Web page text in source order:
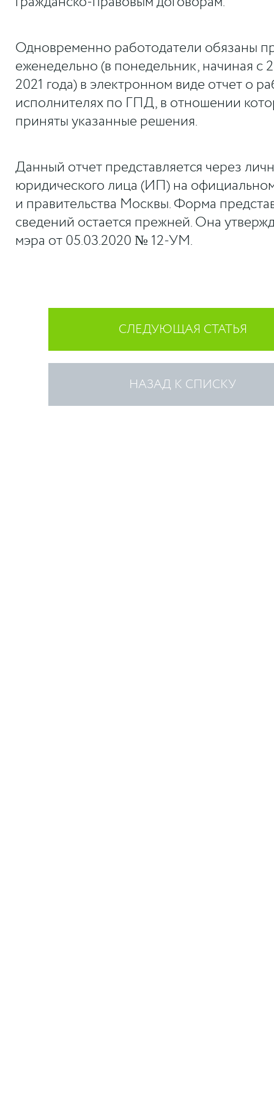
Одновременно работодатели обязаны
еженедельно (в понедельник, начиная с
2021 года) в электронном виде отчет о
исполнителях по ГПД, в отношении
приняты указанные решения.
Данный отчет представляется через
юридического лица (ИП) на
и правительства Москвы. Форма
сведений остается прежней. Она
мэра от 05.03.2020 № 12-УМ.
СЛЕДУЮЩАЯ СТАТЬЯ
НАЗАД К СПИСКУ